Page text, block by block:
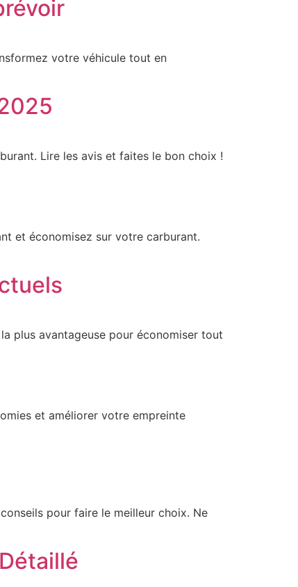
votre véhicule tout en
Lire les avis et faites le bon choix !
et économisez sur votre carburant.
plus avantageuse pour économiser tout
et améliorer votre empreinte
pour faire le meilleur choix. Ne